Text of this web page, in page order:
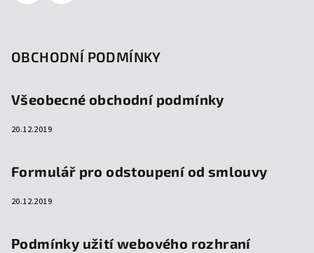
OBCHODNÍ PODMÍNKY
Všeobecné obchodní podmínky
20.12.2019
Formulář pro odstoupení od smlouvy
20.12.2019
Podmínky užití webového rozhraní